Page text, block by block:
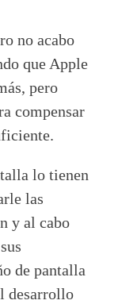
no acabo
que Apple
pero
compensar
lo tienen
las
y al cabo
de pantalla
desarrollo